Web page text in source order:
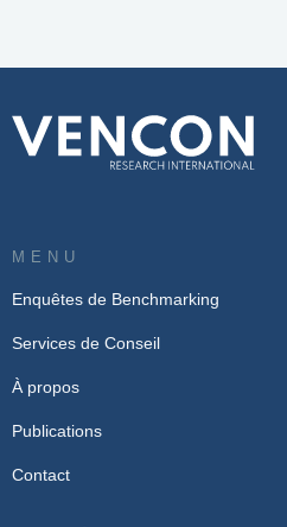
MENU
Enquêtes de Benchmarking
Services de Conseil
À propos
Publications
Contact